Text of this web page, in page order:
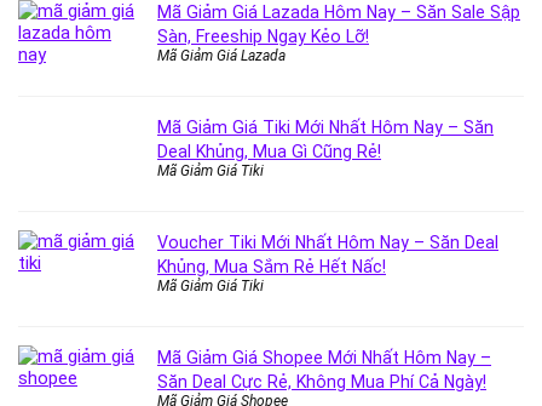
Mã Giảm Giá Lazada Hôm Nay – Săn Sale Sập
Sàn, Freeship Ngay Kẻo Lỡ!
Mã Giảm Giá Lazada
Mã Giảm Giá Tiki Mới Nhất Hôm Nay – Săn
Deal Khủng, Mua Gì Cũng Rẻ!
Mã Giảm Giá Tiki
Voucher Tiki Mới Nhất Hôm Nay – Săn Deal
Khủng, Mua Sắm Rẻ Hết Nấc!
Mã Giảm Giá Tiki
Mã Giảm Giá Shopee Mới Nhất Hôm Nay –
Săn Deal Cực Rẻ, Không Mua Phí Cả Ngày!
Mã Giảm Giá Shopee